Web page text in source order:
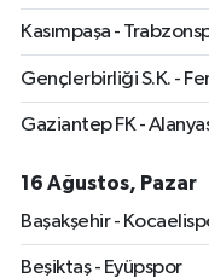
Kasımpaşa -
Gençlerbirliği S.K. -
Gaziantep FK -
16 Ağustos, Pazar
Başakşehir -
Beşiktaş - Eyüpspor